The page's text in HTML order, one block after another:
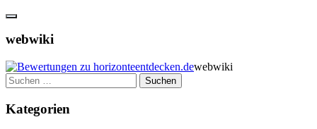
webwiki
webwiki
Suchen
nach:
Kategorien